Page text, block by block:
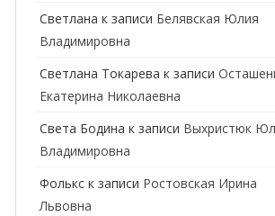
ГОМЕОПАТ
ДЕРМАТОЛОГ
ДЕТСКИЕ ВРАЧИ
КАРДИОЛОГ
Светлана к записи Белявская Юлия
Владимировна
Cветлана Токарева к записи
Екатерина Николаевна
Света Бодина к записи Выхристюк
Владимировна
Фолькс к записи Ростовская Ирина
Львовна